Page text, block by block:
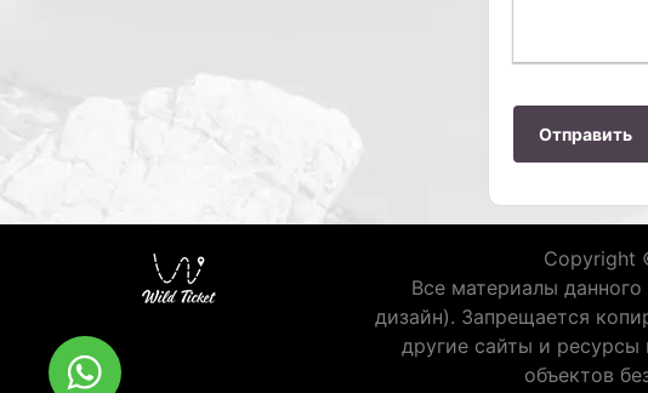
Отправить
Copyright
Все материалы
дизайн). Запрещается
другие сайты и
объектов